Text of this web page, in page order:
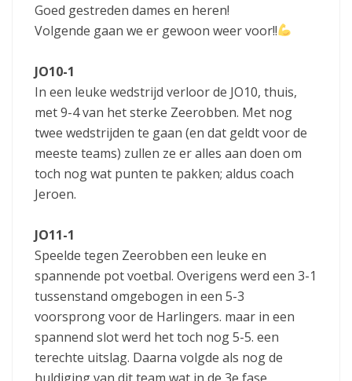
Goed gestreden dames en heren!
Volgende gaan we er gewoon weer voor!!
JO10-1
In een leuke wedstrijd verloor de JO10, thuis,
met 9-4 van het sterke Zeerobben. Met nog
twee wedstrijden te gaan (en dat geldt voor de
meeste teams) zullen ze er alles aan doen om
toch nog wat punten te pakken; aldus coach
Jeroen.
JO11-1
Speelde tegen Zeerobben een leuke en
spannende pot voetbal. Overigens werd een 3-1
tussenstand omgebogen in een 5-3
voorsprong voor de Harlingers. maar in een
spannend slot werd het toch nog 5-5. een
terechte uitslag. Daarna volgde als nog de